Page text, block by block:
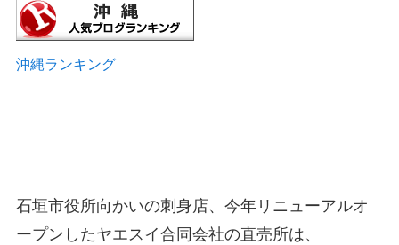
沖縄ランキング
石垣市役所向かいの刺身店、今年リニューアルオ
ープンしたヤエスイ合同会社の直売所は、